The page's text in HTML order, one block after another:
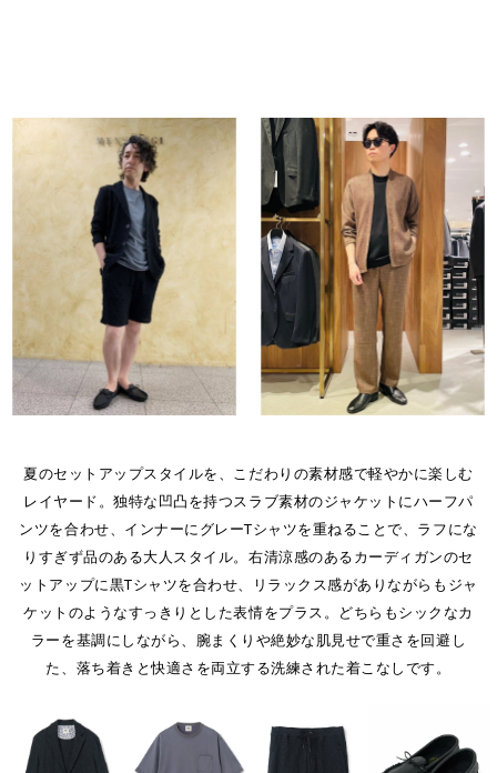
夏のセットアップスタイルを、こだわりの素材感で軽やかに楽しむ
レイヤード。独特な凹凸を持つスラブ素材のジャケットにハーフパ
ンツを合わせ、インナーにグレーTシャツを重ねることで、ラフにな
りすぎず品のある大人スタイル。右清涼感のあるカーディガンのセ
ットアップに黒Tシャツを合わせ、リラックス感がありながらもジャ
ケットのようなすっきりとした表情をプラス。どちらもシックなカ
ラーを基調にしながら、腕まくりや絶妙な肌見せで重さを回避し
た、落ち着きと快適さを両立する洗練された着こなしです。